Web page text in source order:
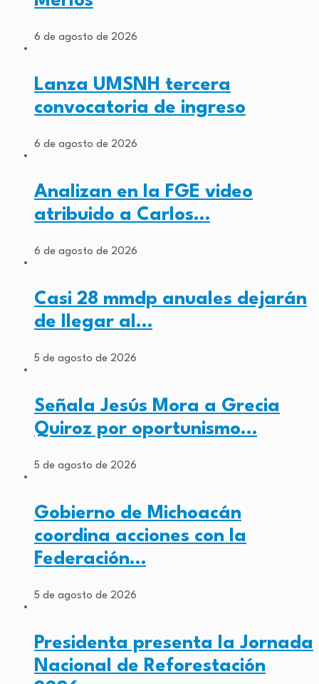
6 de agosto de 2026
Lanza UMSNH tercera
convocatoria de ingreso
6 de agosto de 2026
Analizan en la FGE video
atribuido a Carlos…
6 de agosto de 2026
Casi 28 mmdp anuales dejarán
de llegar al…
5 de agosto de 2026
Señala Jesús Mora a Grecia
Quiroz por oportunismo…
5 de agosto de 2026
Gobierno de Michoacán
coordina acciones con la
Federación…
5 de agosto de 2026
Presidenta presenta la Jornada
Nacional de Reforestación